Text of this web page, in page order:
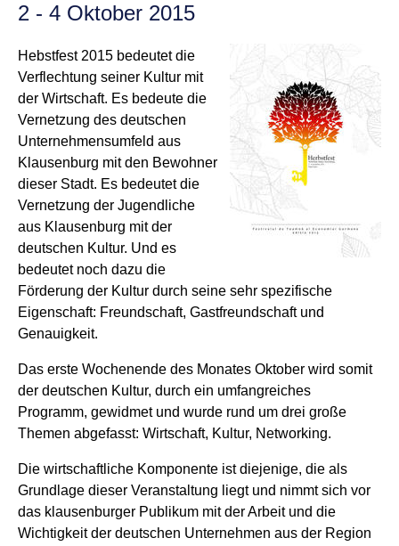
2 - 4 Oktober 2015
Hebstfest 2015 bedeutet die
Verflechtung seiner Kultur mit
der Wirtschaft. Es bedeute die
Vernetzung des deutschen
Unternehmensumfeld aus
Klausenburg mit den Bewohner
dieser Stadt. Es bedeutet die
Vernetzung der Jugendliche
aus Klausenburg mit der
deutschen Kultur. Und es
bedeutet noch dazu die
Förderung der Kultur durch seine sehr spezifische
Eigenschaft: Freundschaft, Gastfreundschaft und
Genauigkeit.
Das erste Wochenende des Monates Oktober wird somit
der deutschen Kultur, durch ein umfangreiches
Programm, gewidmet und wurde rund um drei große
Themen abgefasst: Wirtschaft, Kultur, Networking.
Die wirtschaftliche Komponente ist diejenige, die als
Grundlage dieser Veranstaltung liegt und nimmt sich vor
das klausenburger Publikum mit der Arbeit und die
Wichtigkeit der deutschen Unternehmen aus der Region